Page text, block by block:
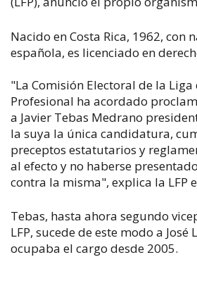
Nacido en Costa Rica, 1962, con
española, es licenciado en
"La Comisión Electoral de la
Profesional ha acordado
a Javier Tebas Medrano
la suya la única candidatura,
preceptos estatutarios y
al efecto y no haberse
contra la misma", explica la LFP
Tebas, hasta ahora segundo
LFP, sucede de este modo a
ocupaba el cargo desde 2005.